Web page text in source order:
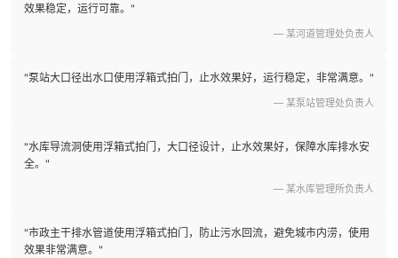
效果稳定，运行可靠。"
— 某河道管理处负责人
"泵站大口径出水口使用浮箱式拍门，止水效果好，运行稳定，非常满意。"
— 某泵站管理处负责人
"水库导流洞使用浮箱式拍门，大口径设计，止水效果好，保障水库排水安
全。"
— 某水库管理所负责人
"市政主干排水管道使用浮箱式拍门，防止污水回流，避免城市内涝，使用
效果非常满意。"